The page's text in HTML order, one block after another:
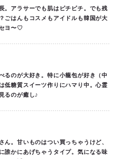
。アラサーでも肌はピチピチ。でも残
ごはんもコスメもアイドルも韓国が大
ヨ〜♡
るのが大好き。特に小籠包が好き（中
低糖質スイーツ作りにハマり中。心霊
るのが癒し♪
ん。甘いものはつい買っちゃうけど、
誰かにあげちゃうタイプ。気になる味